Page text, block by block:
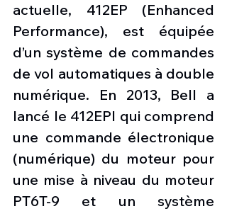
actuelle, 412EP (Enhanced
Performance), est équipée
d’un système de commandes
de vol automatiques à double
numérique. En 2013, Bell a
lancé le 412EPI qui comprend
une commande électronique
(numérique) du moteur pour
une mise à niveau du moteur
PT6T-9 et un système